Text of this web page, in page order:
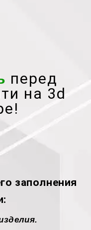
перед
на 3d
заполнения